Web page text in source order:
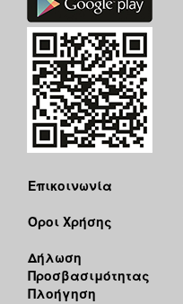
Επικοινωνία
Όροι Χρήσης
Δήλωση
Προσβασιμότητας
Πλοήγηση